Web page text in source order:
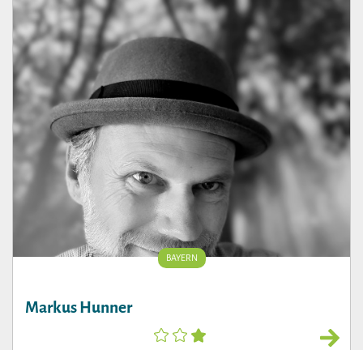
BAYERN
Markus Hunner